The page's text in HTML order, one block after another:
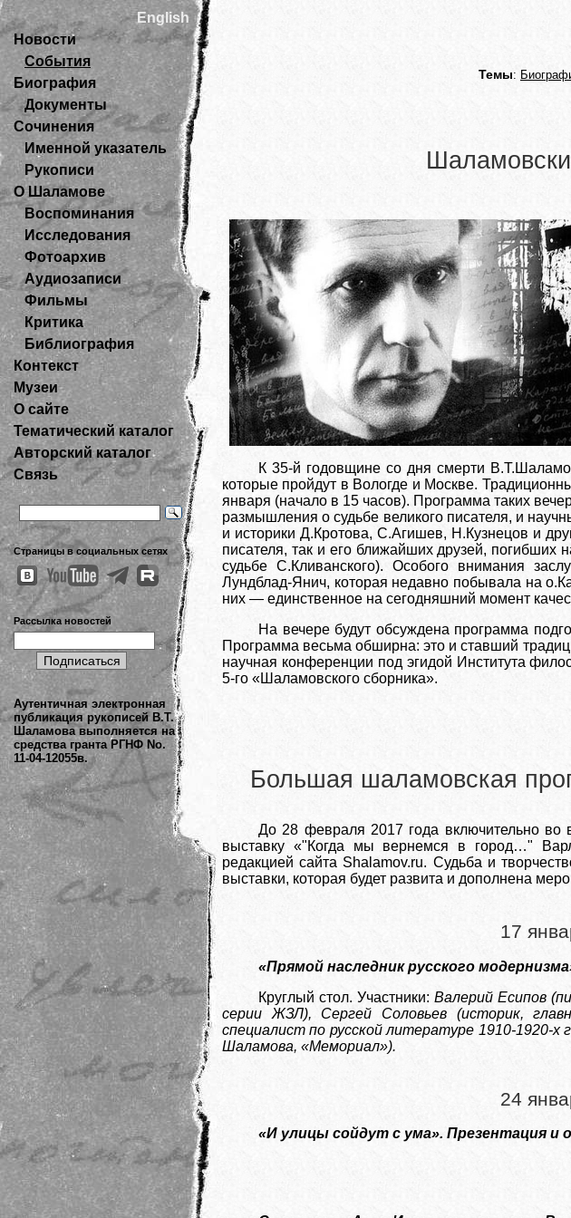
English
Новости
События
Биография
Документы
Сочинения
Именной указатель
Рукописи
О Шаламове
Воспоминания
Исследования
Фотоархив
Аудиозаписи
Фильмы
Критика
Библиография
Контекст
Музеи
О сайте
Тематический каталог
Авторский каталог
Связь
Страницы в социальных сетях
Рассылка новостей
Аутентичная электронная
публикация рукописей В.Т.
Шаламова выполняется на
средства гранта РГНФ No.
11-04-12055в.
Темы:
К 35-й годовщине со дня смерти
которые пройдут в Вологде и Москве.
января (начало в 15 часов). Программа таких
размышления о судьбе великого писателя, и
и историки Д.Кротова, С.Агишев, Н.Кузнецов и
писателя, так и его ближайших друзей, погибших
судьбе С.Кливанского). Особого внимания
Лундблад-Янич, которая недавно побывала на
них — единственное на сегодняшний момент
На вечере будут обсуждена программа
Программа весьма обширна: это и ставший
научная конференции под эгидой Института
5-го «Шаламовского сборника».
Большая шаламовская
До 28 февраля 2017 года включительно во
выставку «"Когда мы вернемся в город…"
редакцией сайта Shalamov.ru. Судьба и
выставки, которая будет развита и дополнена
17
«Прямой наследник русского
Круглый стол. Участники: Валерий Есипов
серии ЖЗЛ), Сергей Соловьев (историк,
специалист по русской литературе 1910-1920-
Шаламова, «Мемориал»).
24
«И улицы сойдут с ума». Презентация и